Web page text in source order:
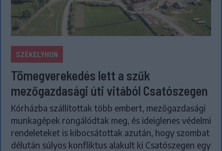
SZÉKELYHON
Tömegverekedés lett a szűk
mezőgazdasági úti vitából Csatószegen
Kórházba szállítottak több embert, mezőgazdasági
munkagépek rongálódtak meg, és ideiglenes védelmi
rendeleteket is kibocsátottak azután, hogy szombat
délután súlyos konfliktus alakult ki Csatószegen egy